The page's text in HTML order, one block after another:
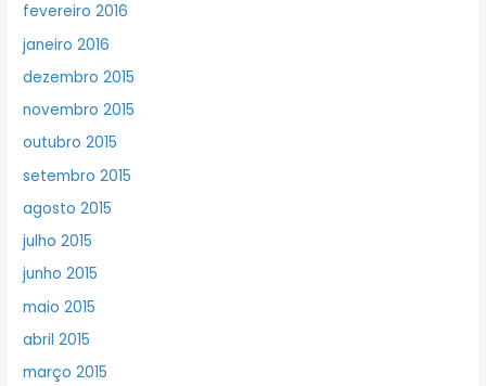
fevereiro 2016
janeiro 2016
dezembro 2015
novembro 2015
outubro 2015
setembro 2015
agosto 2015
julho 2015
junho 2015
maio 2015
abril 2015
março 2015